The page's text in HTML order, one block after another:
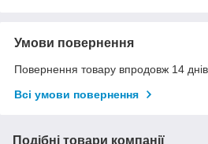
Умови повернення
Повернення товару впродовж 14
Всі умови повернення
Подібні товари компанії